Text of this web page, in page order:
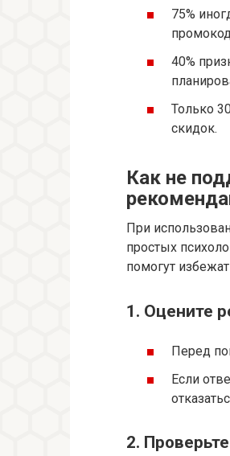
75%
40%
Только
скидок.
Как не
При
простых
помогут
1. Оцените
Перед
Если
2.